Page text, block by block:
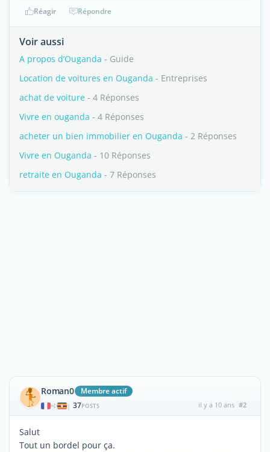
Réagir Répondre
Voir aussi
A propos d’Ouganda - Guide
Location de voitures en Ouganda - Entreprises
achat de voiture - 4 Réponses
Vivre en ouganda - 4 Réponses
acheter un bien immobilier en Ouganda - 2 Réponses
Vivre en Ouganda - 10 Réponses
retraite en Ouganda - 7 Réponses
Roman0 Membre actif
| 37POSTS il y a 10 ans #2
Salut
Tout un bordel pour ça.